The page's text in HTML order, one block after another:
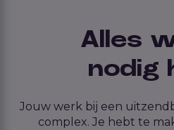
Alles
nodig
Jouw werk bij een
complex. Je hebt te